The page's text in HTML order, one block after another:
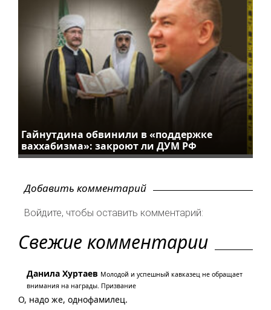
Гайнутдина обвинили в «поддержке
ваххабизма»: закроют ли ДУМ РФ
Добавить комментарий
Войдите, чтобы оставить комментарий:
Свежие комментарии
Данила Хуртаев Молодой и успешный кавказец не обращает
внимания на награды. Призвание
О, надо же, однофамилец.